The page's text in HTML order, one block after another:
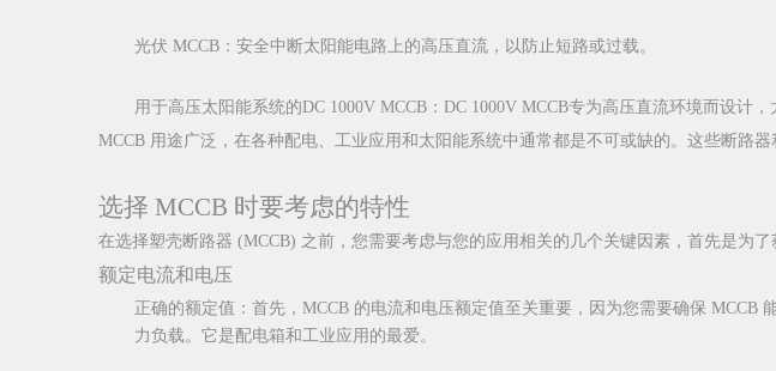
光伏 MCCB：安全中断太阳能电路上的高压直流，以防止短路或过载。
用于高压太阳能系统的DC 1000V MCCB：DC 1000V MCCB专为高压直流环境而设计
MCCB 用途广泛，在各种配电、工业应用和太阳能系统中通常都是不可或缺的。这些断路
选择 MCCB 时要考虑的特性
在选择塑壳断路器 (MCCB) 之前，您需要考虑与您的应用相关的几个关键因素，首先是为
额定电流和电压
正确的额定值：首先，MCCB 的电流和电压额定值至关重要，因为您需要确保 MCCB
力负载。它是配电箱和工业应用的最爱。